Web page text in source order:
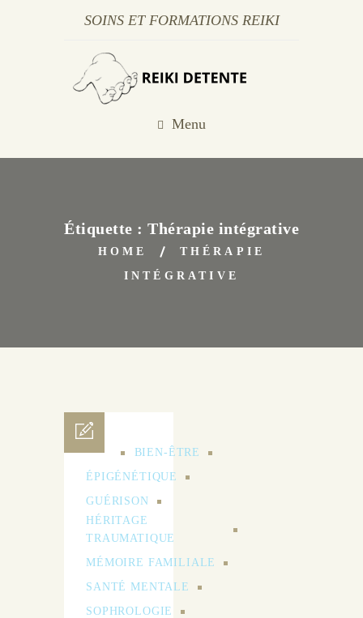
SOINS ET FORMATIONS REIKI
Menu
Étiquette : Thérapie intégrative
HOME
THÉRAPIE
INTÉGRATIVE
ADN
BIEN-ÊTRE
ÉPIGÉNÉTIQUE
GUÉRISON
HÉRITAGE
TRAUMATIQUE
MÉMOIRE FAMILIALE
SANTÉ MENTALE
SOPHROLOGIE